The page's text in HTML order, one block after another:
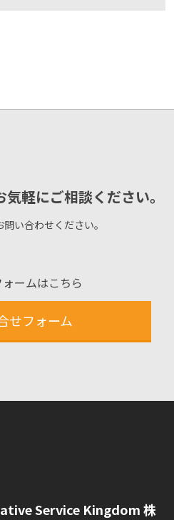
軽にご相談ください。
い合わせください。
ームはこちら
せフォーム
Service Kingdom 株